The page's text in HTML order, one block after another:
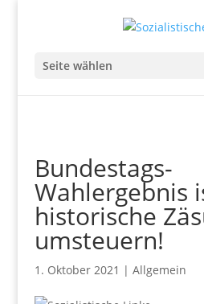
Seite wählen
Bundestags-
Wahlergebnis
historische
umsteuern!
1. Oktober 2021 | Allgemein